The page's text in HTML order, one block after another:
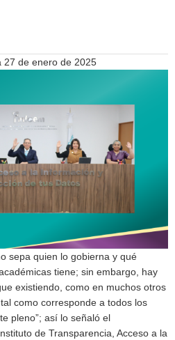
27 de enero de 2025
sepa quien lo gobierna y qué
tiene; sin embargo, hay
existiendo, como en muchos otros
como corresponde a todos los
pleno”; así lo señaló el
de Transparencia, Acceso a la